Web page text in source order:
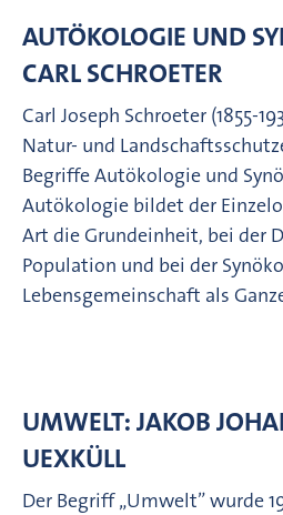
AUTÖKOLOGIE UND
CARL SCHROETER
Carl Joseph Schroeter (1855-
Natur- und
Begriffe Autökologie und
Autökologie bildet der
Art die Grundeinheit, bei der
Population und bei der
Lebensgemeinschaft als
UMWELT: JAKOB
UEXKÜLL
Der Begriff „Umwelt” wurde